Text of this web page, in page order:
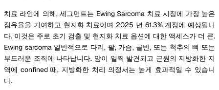
치료 라인에 의해, 세그먼트는 Ewing Sarcoma 치료 시장에 가장 높은
점유율을 기여하고 현지화 치료이며 2025 년 61.3% 계정에 예상됩니
다. 이것은 주로 초기 검출 및 현지화 치료 옵션에 대한 액세스가 더 큰.
Ewing sarcoma 일반적으로 다리, 팔, 가슴, 골반, 또는 척추의 뼈 또는
부드러운 조직에 나타납니다. 암이 일찍 발견되고 근원의 지방화한 지
역에 confined 때, 지방화한 처리 의정서는 높게 효과적일 수 있습니
다.